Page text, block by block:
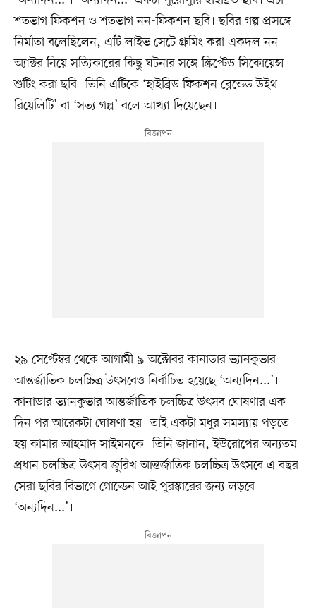
শতভাগ ফিকশন ও শতভাগ নন-ফিকশন ছবি। ছবির গল্প প্রসঙ্গে
নির্মাতা বলেছিলেন, এটি লাইভ সেটে গ্রুমিং করা একদল নন-
অ্যাক্টর নিয়ে সত্যিকারের কিছু ঘটনার সঙ্গে স্ক্রিপ্টেড সিকোয়েন্স
শুটিং করা ছবি। তিনি এটিকে ‘হাইব্রিড ফিকশন ব্লেন্ডেড উইথ
রিয়েলিটি’ বা ‘সত্য গল্প’ বলে আখ্যা দিয়েছেন।
২৯ সেপ্টেম্বর থেকে আগামী ৯ অক্টোবর কানাডার ভ্যানকুভার
আন্তর্জাতিক চলচ্চিত্র উৎসবেও নির্বাচিত হয়েছে ‘অন্যদিন...’।
কানাডার ভ্যানকুভার আন্তর্জাতিক চলচ্চিত্র উৎসব ঘোষণার এক
দিন পর আরেকটা ঘোষণা হয়। তাই একটা মধুর সমস্যায় পড়তে
হয় কামার আহমাদ সাইমনকে। তিনি জানান, ইউরোপের অন্যতম
প্রধান চলচ্চিত্র উৎসব জুরিখ আন্তর্জাতিক চলচ্চিত্র উৎসবে এ বছর
সেরা ছবির বিভাগে গোল্ডেন আই পুরস্কারের জন্য লড়বে
‘অন্যদিন...’।